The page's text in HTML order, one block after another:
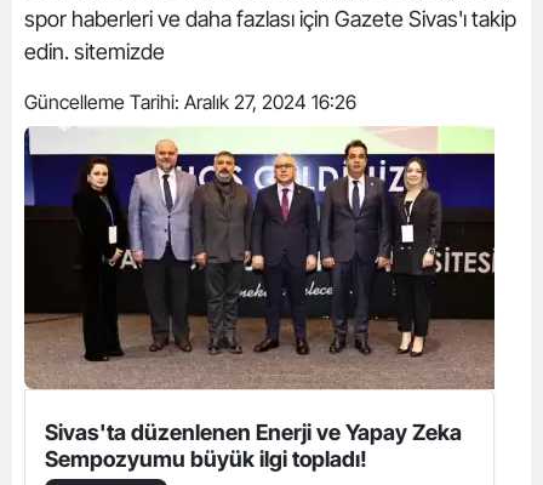
spor haberleri ve daha fazlası için Gazete Sivas'ı takip
edin. sitemizde
Güncelleme Tarihi: Aralık 27, 2024 16:26
Sivas'ta düzenlenen Enerji ve Yapay Zeka
Sempozyumu büyük ilgi topladı!